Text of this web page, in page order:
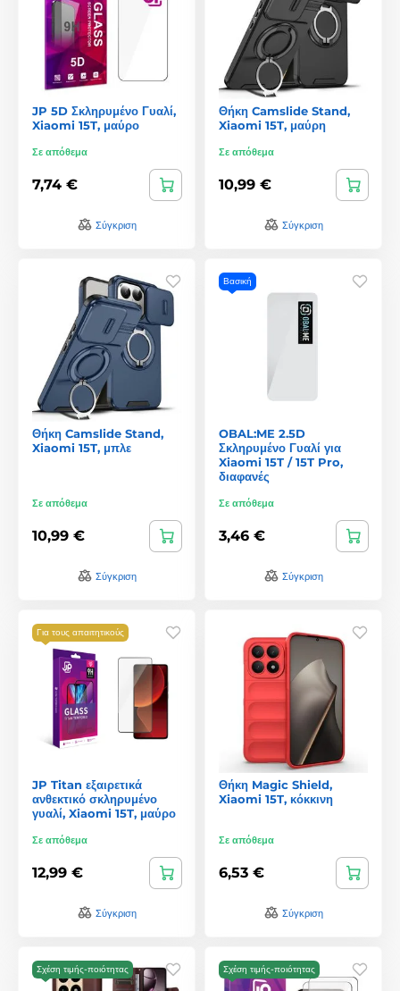
JP 5D Σκληρυμένο Γυαλί,
Xiaomi 15T, μαύρο
Σε απόθεμα
7,74 €
Σύγκριση
Θήκη Camslide Stand,
Xiaomi 15T, μαύρη
Σε απόθεμα
10,99 €
Σύγκριση
Θήκη Camslide Stand,
Xiaomi 15T, μπλε
Σε απόθεμα
10,99 €
Σύγκριση
Βασική
OBAL:ME 2.5D
Σκληρυμένο Γυαλί για
Xiaomi 15T / 15T Pro,
διαφανές
Σε απόθεμα
3,46 €
Σύγκριση
Για τους απαιτητικούς
JP Titan εξαιρετικά
ανθεκτικό σκληρυμένο
γυαλί, Xiaomi 15T, μαύρο
Σε απόθεμα
12,99 €
Σύγκριση
Θήκη Magic Shield,
Xiaomi 15T, κόκκινη
Σε απόθεμα
6,53 €
Σύγκριση
Σχέση τιμής-ποιότητας Σχέση τιμής-ποιότητας